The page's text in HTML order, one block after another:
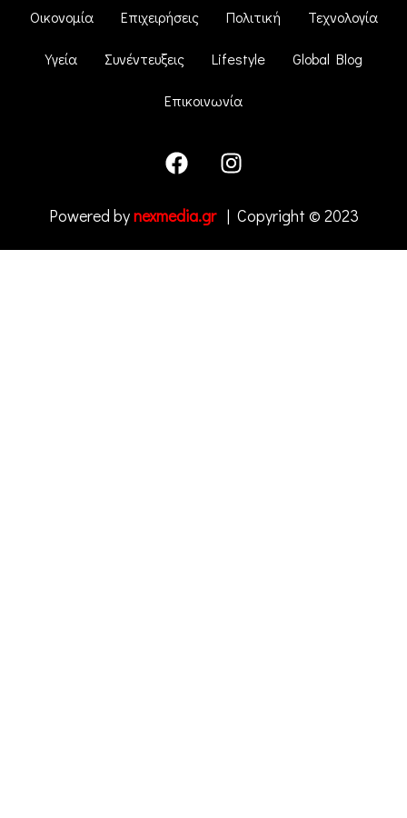
Οικονομία Επιχειρήσεις Πολιτική Τεχνολογία
Υγεία Συνέντευξεις Lifestyle Global Blog
Επικοινωνία
Powered bynexmedia.gr| Copyright © 2023